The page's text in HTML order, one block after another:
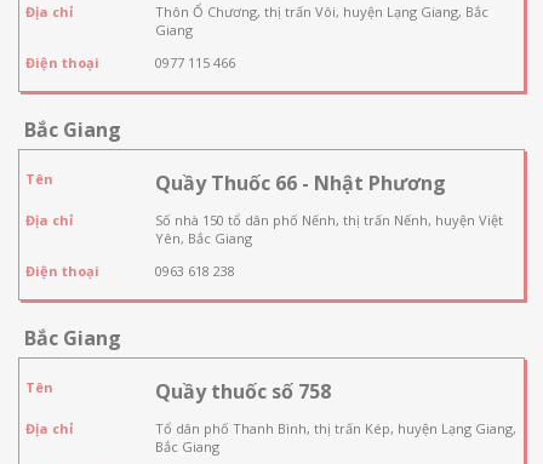
Địa chỉ
Thôn Ổ Chương, thị trấn Vôi, huyện Lạng Giang, Bắc
Giang
Điện thoại
0977 115 466
Bắc Giang
Tên Quầy Thuốc 66 - Nhật Phương
Địa chỉ
Số nhà 150 tổ dân phố Nếnh, thị trấn Nếnh, huyện Việt
Yên, Bắc Giang
Điện thoại
0963 618 238
Bắc Giang
Tên Quầy thuốc số 758
Địa chỉ
Tổ dân phố Thanh Bình, thị trấn Kép, huyện Lạng Giang,
Bắc Giang